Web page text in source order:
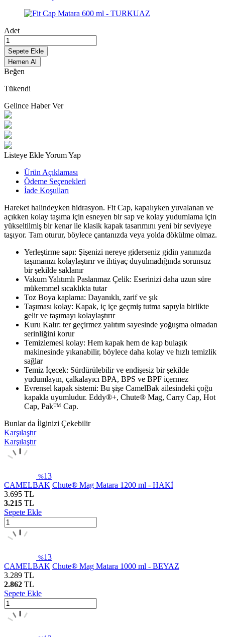
Adet
Sepete Ekle
Hemen Al
Beğen
Tükendi
Gelince Haber Ver
Listeye EkleYorum Yap
Ürün Açıklaması
Ödeme Seçenekleri
İade Koşulları
Hareket halindeyken hidrasyon. Fit Cap, kapalıyken yuvalanan ve
açıkken kolay taşıma için esneyen bir sap ve kolay yudumlama için
yükseltilmiş bir kenar ile klasik kapak tasarımını yeni bir seviyeye
taşıyor. Tam oturur, böylece çantanızda veya yolda dökülme olmaz.
Yerleştirme sapı: Şişenizi nereye giderseniz gidin yanınızda
taşımanızı kolaylaştırır ve ihtiyaç duyulmadığında sorunsuz
bir şekilde saklanır
Vakum Yalıtımlı Paslanmaz Çelik: Eserinizi daha uzun süre
mükemmel sıcaklıkta tutar
Toz Boya kaplama: Dayanıklı, zarif ve şık
Taşıması kolay: Kapak, iç içe geçmiş tutma sapıyla birlikte
gelir ve taşımayı kolaylaştırır
Kuru Kalır: ter geçirmez yalıtım sayesinde yoğuşma olmadan
serinliğini korur
Temizlemesi kolay: Hem kapak hem de kap bulaşık
makinesinde yıkanabilir, böylece daha kolay ve hızlı temizlik
sağlar
Temiz İçecek: Sürdürülebilir ve endişesiz bir şekilde
yudumlayın, çalkalayıcı BPA, BPS ve BPF içermez
Evrensel kapak sistemi: Bu şişe CamelBak ailesindeki çoğu
kapakla uyumludur. Eddy®+, Chute® Mag, Carry Cap, Hot
Cap, Pak™ Cap.
Bunlar da İlginizi Çekebilir
Karşılaştır
Karşılaştır
%13
CAMELBAK Chute® Mag Matara 1200 ml - HAKİ
3.695 TL
3.215 TL
Sepete Ekle
%13
CAMELBAK Chute® Mag Matara 1000 ml - BEYAZ
3.289 TL
2.862 TL
Sepete Ekle